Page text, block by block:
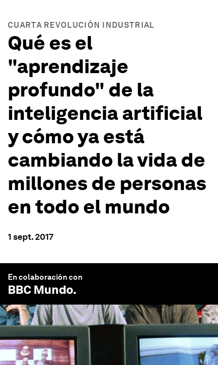
CUARTA REVOLUCIÓN INDUSTRIAL
Qué es el
"aprendizaje
profundo" de la
inteligencia artificial
y cómo ya está
cambiando la vida de
millones de personas
en todo el mundo
1 sept. 2017
En colaboración con
BBC Mundo.